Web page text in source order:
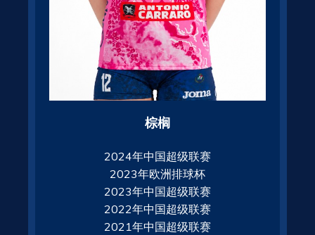
棕榈
2024年中国超级联赛
2023年欧洲排球杯
2023年中国超级联赛
2022年中国超级联赛
2021年中国超级联赛